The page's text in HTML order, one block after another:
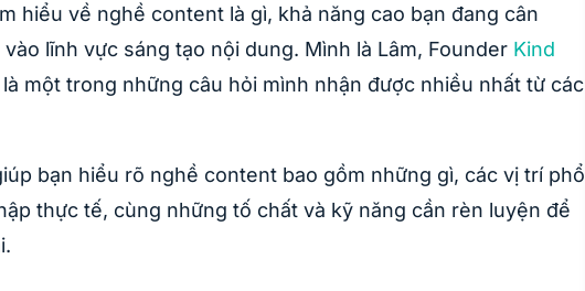
hiểu về nghề content là gì, khả năng cao bạn đang cân
lĩnh vực sáng tạo nội dung. Mình là Lâm, Founder Kind
là một trong những câu hỏi mình nhận được nhiều nhất từ các
bạn hiểu rõ nghề content bao gồm những gì, các vị trí phổ
thực tế, cùng những tố chất và kỹ năng cần rèn luyện để